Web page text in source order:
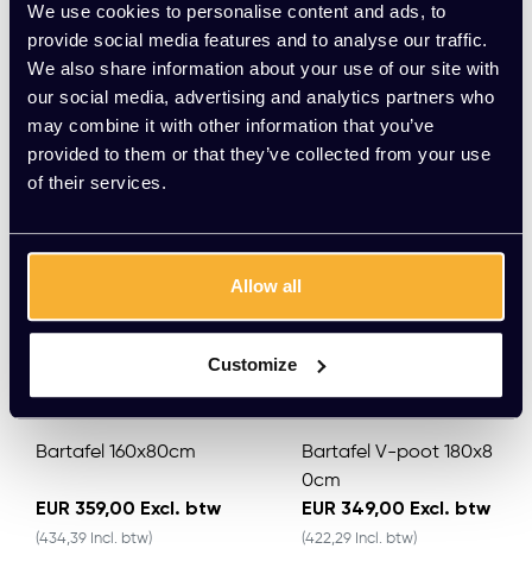
We use cookies to personalise content and ads, to
provide social media features and to analyse our traffic.
We also share information about your use of our site with
our social media, advertising and analytics partners who
may combine it with other information that you’ve
provided to them or that they’ve collected from your use
of their services.
Allow all
Customize
Bartafel 160x80cm
EUR 359,00 Excl. btw
(434,39 Incl. btw)
Bartafel V-poot 180x8
0cm
EUR 349,00 Excl. btw
(422,29 Incl. btw)